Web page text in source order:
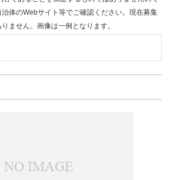
体のWebサイト等でご確認ください。現在募集
ません。画像は一例となります。